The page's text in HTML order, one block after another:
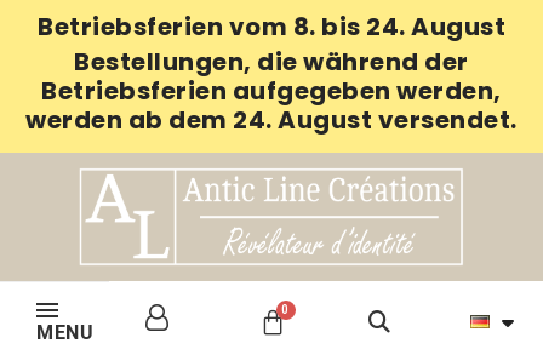
Betriebsferien vom 8. bis 24. August
Bestellungen, die während der
Betriebsferien aufgegeben werden,
werden ab dem 24. August versendet.
MENU